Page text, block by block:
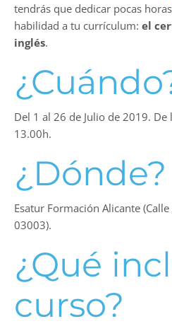
tendrás que dedicar pocas
habilidad a tu currículum: el
inglés.
Del 1 al 26 de Julio de 2019.
13.00h.
¿Dónde?
Esatur Formación Alicante
03003).
¿Qué
curso?